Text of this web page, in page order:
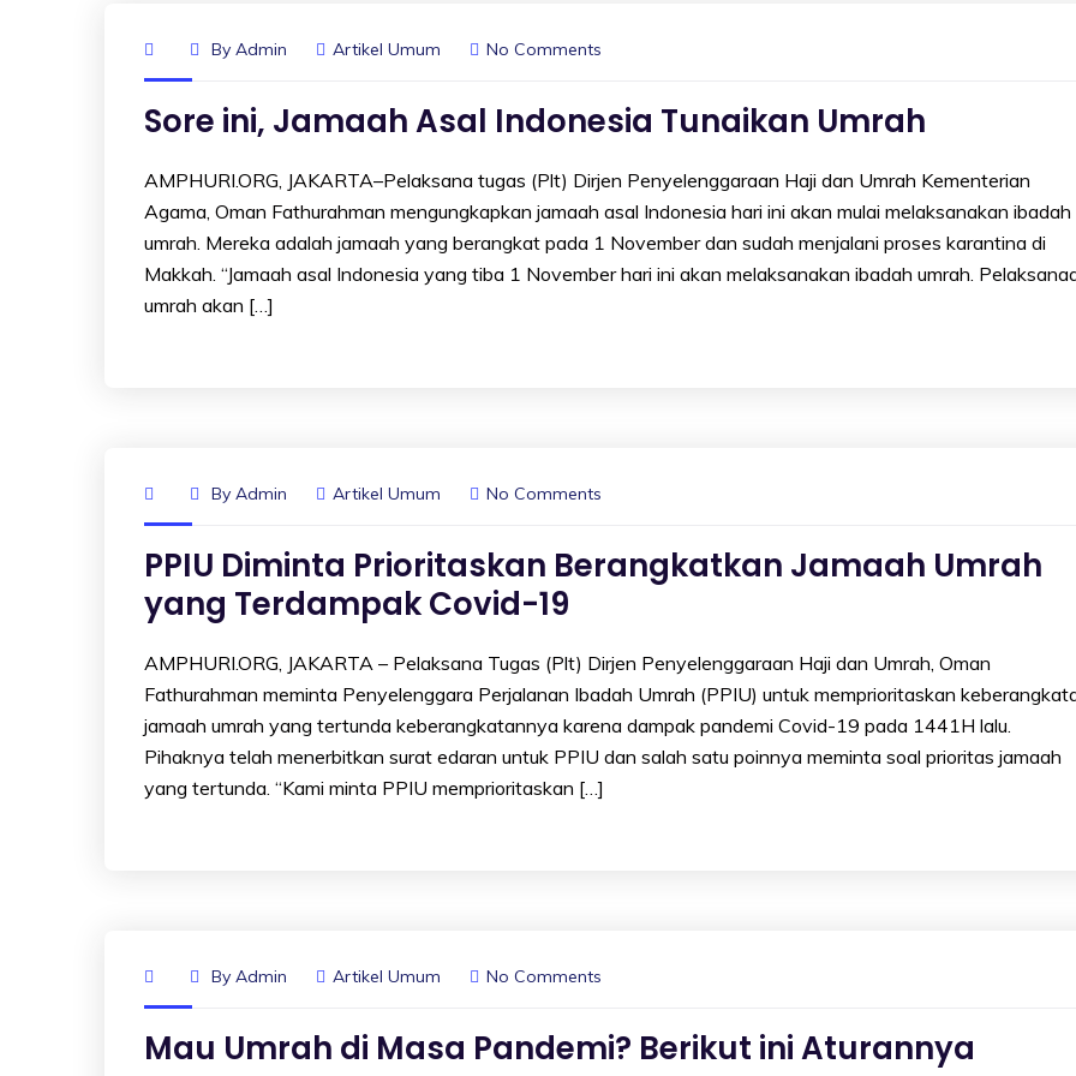
By Admin Artikel Umum No Comments
Sore ini, Jamaah Asal Indonesia Tunaikan Umrah
AMPHURI.ORG, JAKARTA–Pelaksana tugas (Plt) Dirjen Penyelenggaraan Haji dan Umrah Kementerian
Agama, Oman Fathurahman mengungkapkan jamaah asal Indonesia hari ini akan mulai melaksanakan ibadah
umrah. Mereka adalah jamaah yang berangkat pada 1 November dan sudah menjalani proses karantina di
Makkah. “Jamaah asal Indonesia yang tiba 1 November hari ini akan melaksanakan ibadah umrah.
umrah akan […]
By Admin Artikel Umum No Comments
PPIU Diminta Prioritaskan Berangkatkan Jamaah Umrah
yang Terdampak Covid-19
AMPHURI.ORG, JAKARTA – Pelaksana Tugas (Plt) Dirjen Penyelenggaraan Haji dan Umrah, Oman
Fathurahman meminta Penyelenggara Perjalanan Ibadah Umrah (PPIU) untuk memprioritaskan
jamaah umrah yang tertunda keberangkatannya karena dampak pandemi Covid-19 pada 1441H lalu.
Pihaknya telah menerbitkan surat edaran untuk PPIU dan salah satu poinnya meminta soal prioritas jamaah
yang tertunda. “Kami minta PPIU memprioritaskan […]
By Admin Artikel Umum No Comments
Mau Umrah di Masa Pandemi? Berikut ini Aturannya